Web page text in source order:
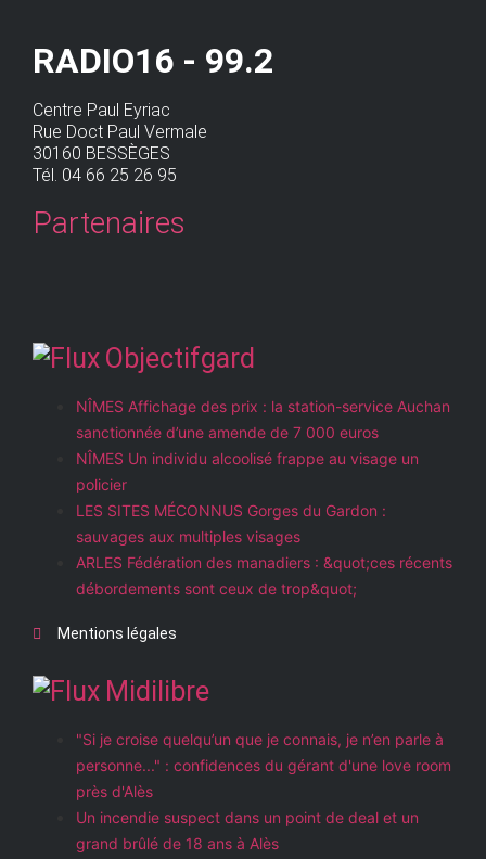
RADIO16 - 99.2
Centre Paul Eyriac
Rue Doct Paul Vermale
30160 BESSÈGES
Tél. 04 66 25 26 95
Partenaires
Objectifgard
NÎMES Affichage des prix : la station-service Auchan
sanctionnée d’une amende de 7 000 euros
NÎMES Un individu alcoolisé frappe au visage un
policier
LES SITES MÉCONNUS Gorges du Gardon :
sauvages aux multiples visages
ARLES Fédération des manadiers : &quot;ces récents
débordements sont ceux de trop&quot;
Mentions légales
Midilibre
"Si je croise quelqu’un que je connais, je n’en parle à
personne..." : confidences du gérant d'une love room
près d'Alès
Un incendie suspect dans un point de deal et un
grand brûlé de 18 ans à Alès